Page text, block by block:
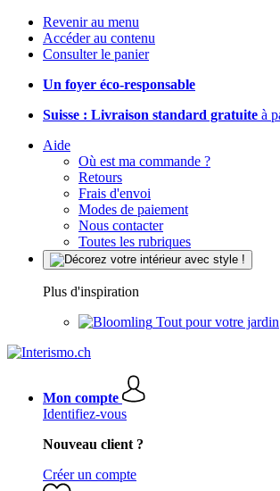
Revenir au menu
Accéder au contenu
Consulter le panier
Un foyer éco-responsable
Suisse : Livraison standard gratuite à
Aide
Où est ma commande ?
Retours
Frais d'envoi
Modes de paiement
Nous contacter
Toutes les rubriques
Plus d'inspiration
Tout pour votre jardin
Mon compte
Identifiez-vous
Nouveau client ?
Créer un compte